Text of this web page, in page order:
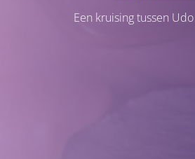
Een kruising tussen